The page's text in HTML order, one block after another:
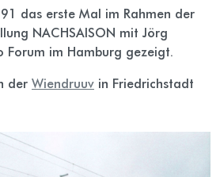
das erste Mal im Rahmen der
NACHSAISON mit Jörg
Forum im Hamburg gezeigt.
der Wiendruuv in Friedrichstadt